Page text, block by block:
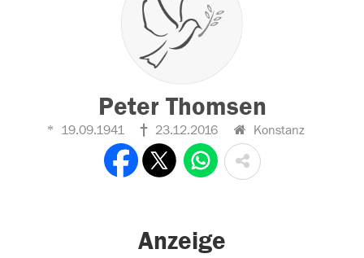
Peter Thomsen
19.09.1941 23.12.2016 Konstanz
Anzeige